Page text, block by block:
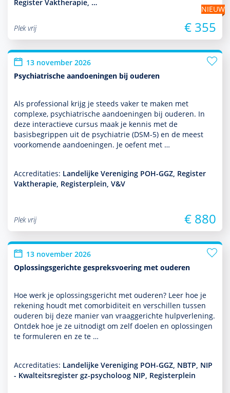
Register Vaktherapie, …
NIEUW
Plek vrij
€ 355
13 november 2026
Psychiatrische aandoeningen bij ouderen
Als professional krijg je steeds vaker te maken met
complexe, psychia­trische aan­doeningen bij ouderen. In
deze interactieve cursus maak je kennis met de
basisbegrippen uit de psychia­trie (DSM-5) en de meest
voor­komende aan­doeningen. Je oefent met …
Accreditaties: Landelijke Vereniging POH-GGZ, Register
Vaktherapie, Registerplein, V&V
Plek vrij € 880
13 november 2026
Oplossingsgerichte gespreksvoering met ouderen
Hoe werk je oplos­sings­gericht met ouderen? Leer hoe je
rekening houdt met comorbiditeit en ver­schil­len tussen
ouderen bij deze manier van vraaggerichte hulp­ver­le­ning.
Ontdek hoe je ze uitnodigt om zelf doelen en oplos­singen
te formuleren en ze te …
Accreditaties: Landelijke Vereniging POH-GGZ, NBTP, NIP
- Kwalteitsregister gz-psycholoog NIP, Registerplein